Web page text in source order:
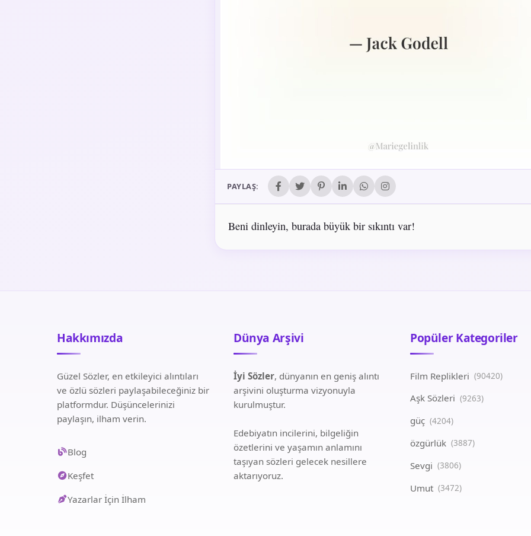
PAYLAŞ:
Beni dinleyin, burada büyük bir sıkıntı var!
Hakkımızda
Güzel Sözler, en etkileyici alıntıları
ve özlü sözleri paylaşabileceğiniz bir
platformdur. Düşüncelerinizi
paylaşın, ilham verin.
Blog
Keşfet
Yazarlar İçin İlham
Dünya Arşivi
İyi Sözler, dünyanın en geniş alıntı
arşivini oluşturma vizyonuyla
kurulmuştur.
Edebiyatın incilerini, bilgeliğin
özetlerini ve yaşamın anlamını
taşıyan sözleri gelecek nesillere
aktarıyoruz.
Popüler Kategoriler
Film Replikleri (90420)
Aşk Sözleri (9263)
güç (4204)
özgürlük (3887)
Sevgi (3806)
Umut (3472)